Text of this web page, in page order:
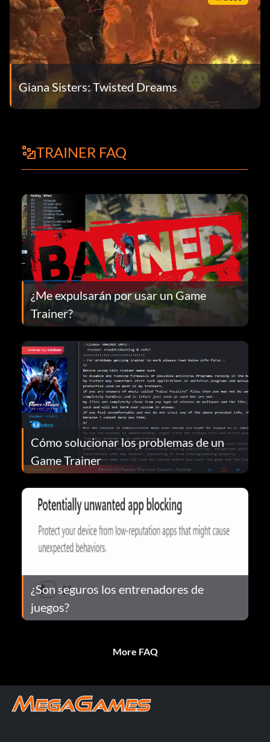
Giana Sisters: Twisted Dreams
TRAINER FAQ
¿Me expulsarán por usar un Game
Trainer?
Cómo solucionar los problemas de un
Game Trainer
¿Son seguros los entrenadores de
juegos?
More FAQ